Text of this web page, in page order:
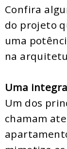
Confira
do projeto
uma
na
Uma
Um dos
chamam